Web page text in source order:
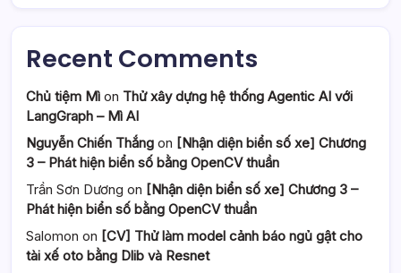
Recent Comments
Chủ tiệm Mì on Thử xây dựng hệ thống Agentic AI với
LangGraph – Mì AI
Nguyễn Chiến Thắng on [Nhận diện biển số xe] Chương
3 – Phát hiện biển số bằng OpenCV thuần
Trần Sơn Dương on [Nhận diện biển số xe] Chương 3 –
Phát hiện biển số bằng OpenCV thuần
Salomon on [CV] Thử làm model cảnh báo ngủ gật cho
tài xế oto bằng Dlib và Resnet